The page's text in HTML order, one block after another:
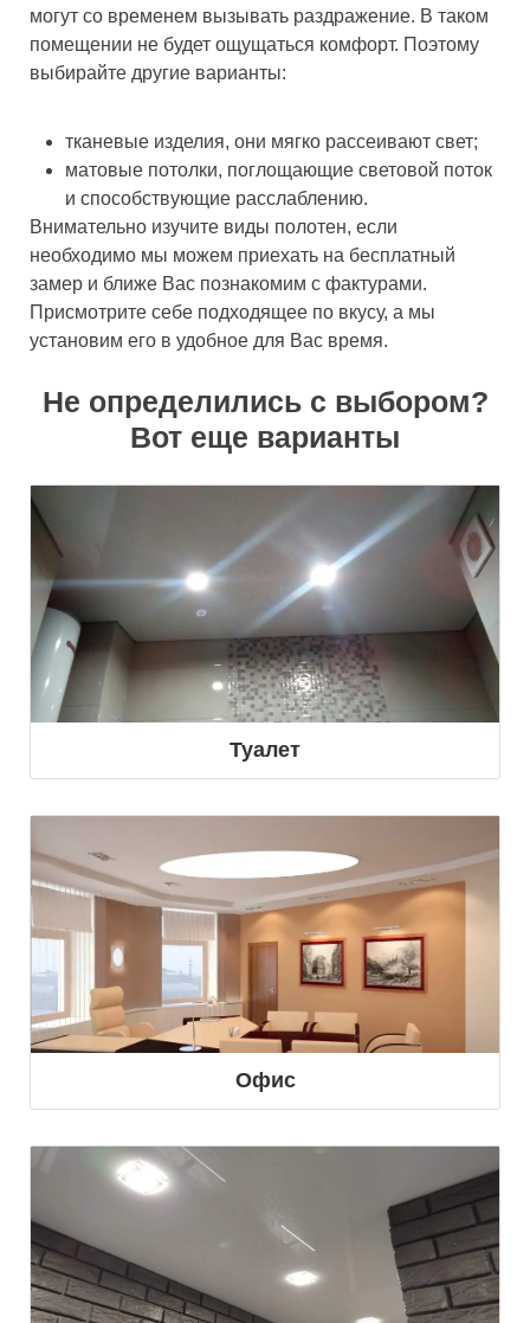
могут со временем вызывать раздражение. В таком
помещении не будет ощущаться комфорт. Поэтому
выбирайте другие варианты:
тканевые изделия, они мягко рассеивают свет;
матовые потолки, поглощающие световой поток
и способствующие расслаблению.
Внимательно изучите виды полотен, если
необходимо мы можем приехать на бесплатный
замер и ближе Вас познакомим с фактурами.
Присмотрите себе подходящее по вкусу, а мы
установим его в удобное для Вас время.
Не определились с выбором?
Вот еще варианты
Туалет
Офис